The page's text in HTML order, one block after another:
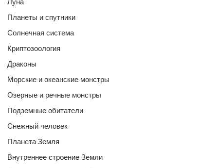
Луна
Планеты и спутники
Солнечная система
Криптозоология
Драконы
Морские и океанские монстры
Озерные и речные монстры
Подземные обитатели
Снежный человек
Планета Земля
Внутреннее строение Земли